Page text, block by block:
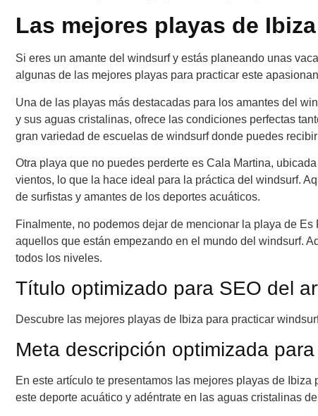
Las mejores playas de
Si eres un amante del windsurf y estás planeando unas
algunas de las mejores playas para practicar este
Una de las playas más destacadas para los amantes del
y sus aguas cristalinas, ofrece las condiciones perfectas
gran variedad de escuelas de windsurf donde puedes
Otra playa que no puedes perderte es Cala Martina,
vientos, lo que la hace ideal para la práctica del windsurf.
de surfistas y amantes de los deportes acuáticos.
Finalmente, no podemos dejar de mencionar la playa de
aquellos que están empezando en el mundo del windsurf.
todos los niveles.
Título optimizado para SEO del
Descubre las mejores playas de Ibiza para practicar
Meta descripción optimizada
En este artículo te presentamos las mejores playas de
este deporte acuático y adéntrate en las aguas cristalinas